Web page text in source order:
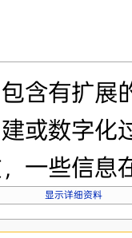
含有扩展
或数字化
一些信息
显示详细资料